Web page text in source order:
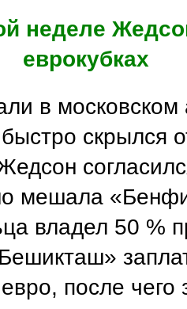
неделе
еврокубках
в московском
скрылся
мешала
владел 50 %
после чего